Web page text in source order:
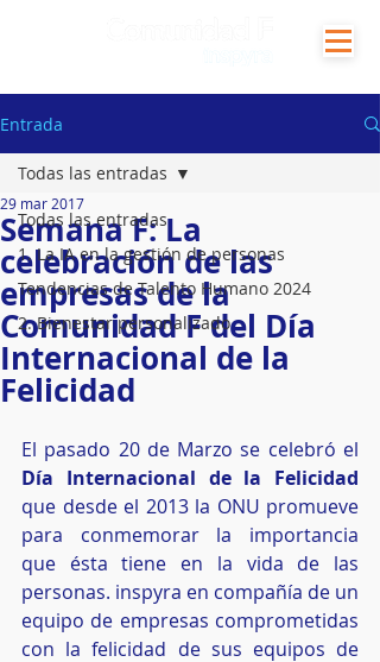
Entrada
Todas las entradas
1. La IA en la gestión de personas
Tendencias de Talento Humano 2024
2. Bienestar personalizado
Todas las entradas
Semana F: La
celebración de las
empresas de la
Comunidad F del Día
Internacional de la
Felicidad
29 mar 2017
Día Internacional de la Felicidad
que desde el 2013 la ONU promueve
para conmemorar la importancia
que ésta tiene en la vida de las
personas. inspyra en compañía de un
equipo de empresas comprometidas
con la felicidad de sus equipos de